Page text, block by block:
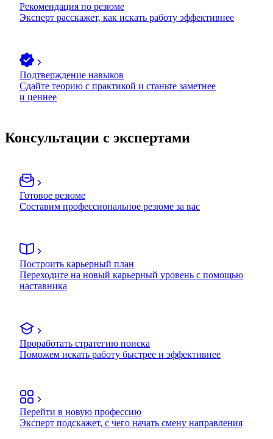
Рекомендация по резюме
Эксперт расскажет, как искать работу эффективнее
Подтверждение навыков
Сдайте теорию с практикой и станьте заметнее
и ценнее
Консультации с экспертами
Готовое резюме
Составим профессиональное резюме за вас
Построить карьерный план
Переходите на новый карьерный уровень с помощью
наставника
Проработать стратегию поиска
Поможем искать работу быстрее и эффективнее
Перейти в новую профессию
Эксперт подскажет, с чего начать смену направления